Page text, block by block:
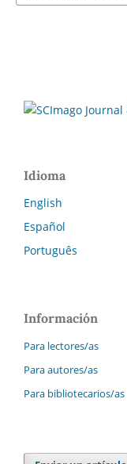
Idioma
English
Español
Português
Información
Para lectores/as
Para autores/as
Para bibliotecarios/as